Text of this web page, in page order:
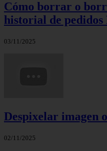
Cómo borrar o
historial de pedidos
03/11/2025
Despixelar imagen
02/11/2025